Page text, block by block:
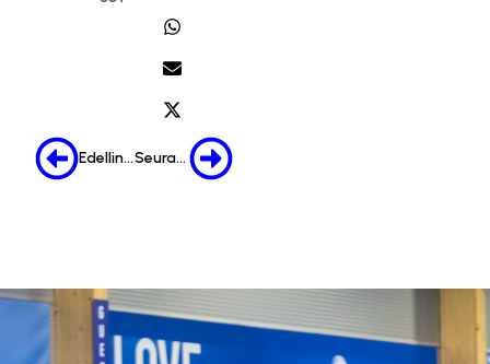
Edellinen Seuraava